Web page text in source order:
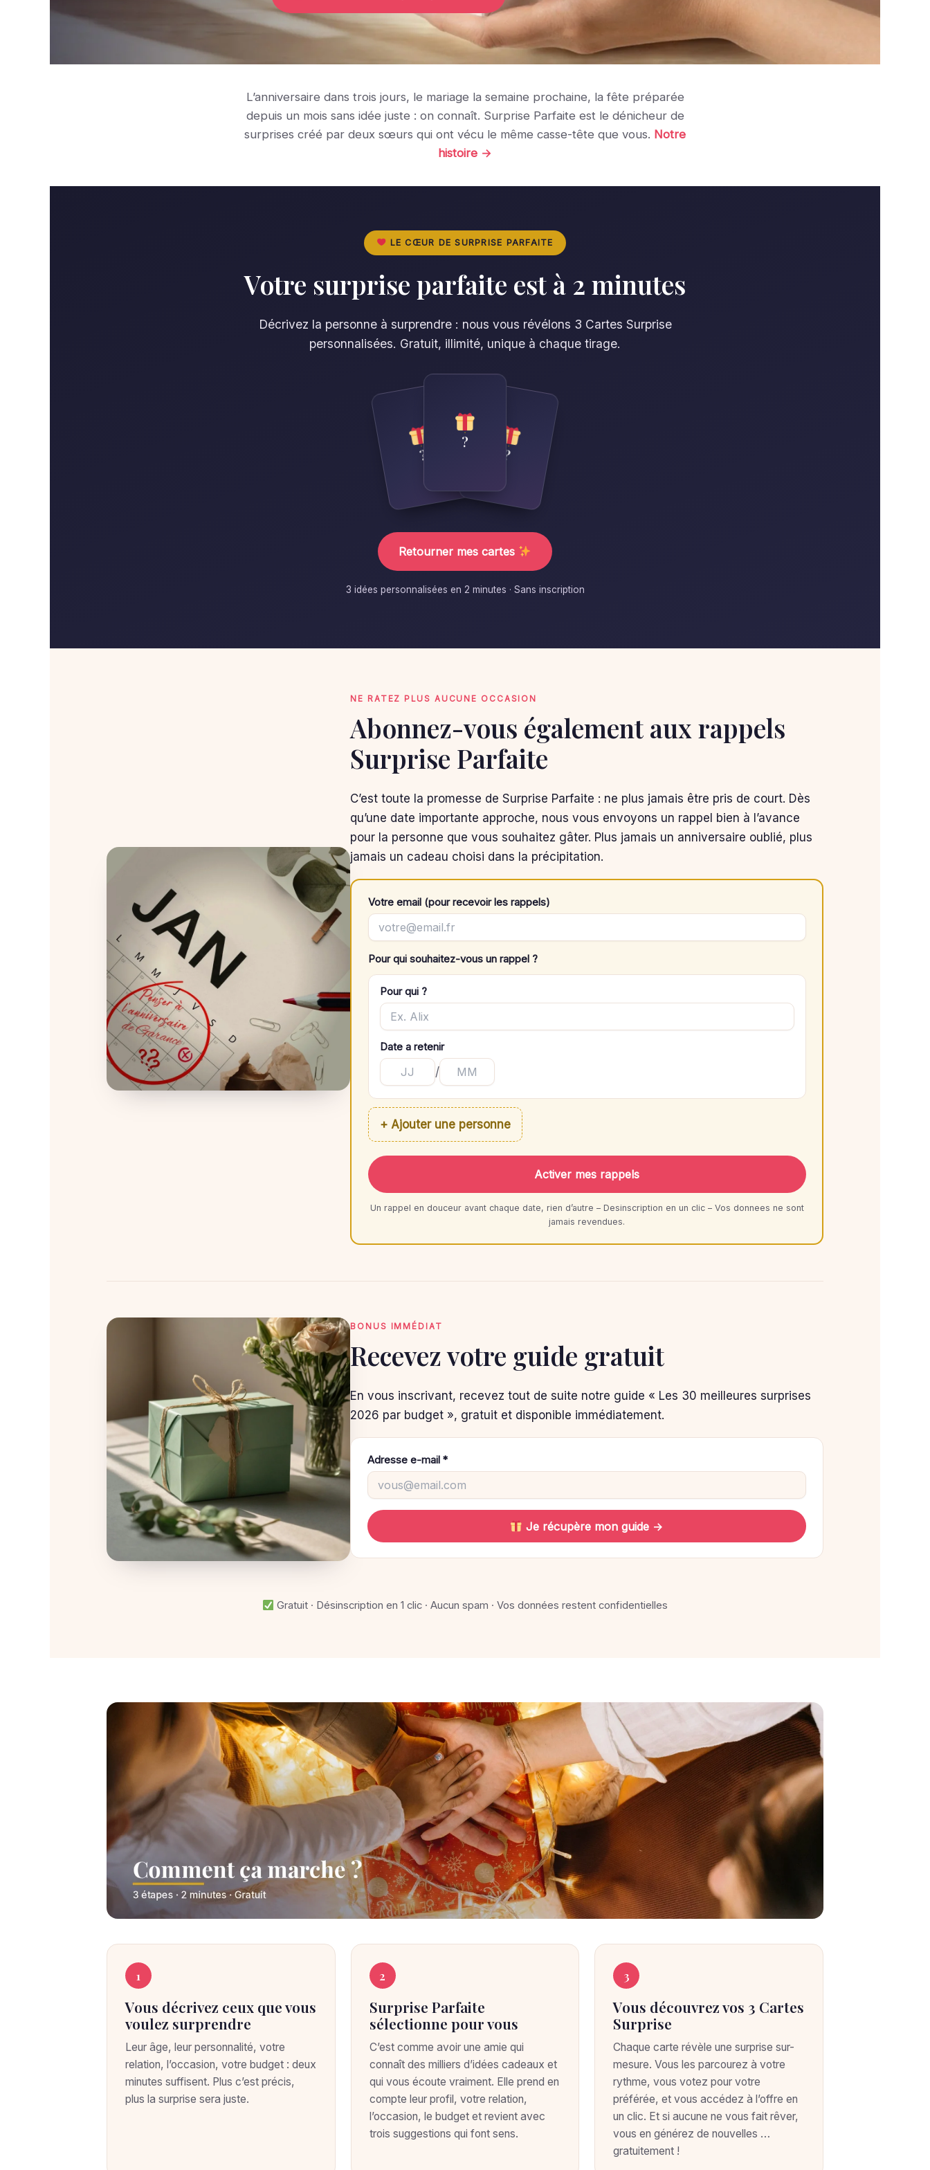
L’anniversaire dans trois jours, le mariage la semaine prochaine, la fête préparée
depuis un mois sans idée juste : on connaît. Surprise Parfaite est le dénicheur de
surprises créé par deux sœurs qui ont vécu le même casse-tête que vous. Notre
histoire →
LE CŒUR DE SURPRISE PARFAITE
Votre surprise parfaite est à 2 minutes
Décrivez la personne à surprendre : nous vous révélons 3 Cartes Surprise
personnalisées. Gratuit, illimité, unique à chaque tirage.
?
?
?
Retourner mes cartes
3 idées personnalisées en 2 minutes · Sans inscription
NE RATEZ PLUS AUCUNE OCCASION
Abonnez-vous également aux rappels
Surprise Parfaite
C’est toute la promesse de Surprise Parfaite : ne plus jamais être pris de court. Dès
qu’une date importante approche, nous vous envoyons un rappel bien à l’avance
pour la personne que vous souhaitez gâter. Plus jamais un anniversaire oublié, plus
jamais un cadeau choisi dans la précipitation.
Votre email (pour recevoir les rappels)
Pour qui souhaitez-vous un rappel ?
Pour qui ?
Date a retenir
/
+ Ajouter une personne
Activer mes rappels
Un rappel en douceur avant chaque date, rien d’autre – Desinscription en un clic – Vos donnees ne sont
jamais revendues.
BONUS IMMÉDIAT
Recevez votre guide gratuit
En vous inscrivant, recevez tout de suite notre guide « Les 30 meilleures surprises
2026 par budget », gratuit et disponible immédiatement.
Adresse e-mail *
Je récupère mon guide →
Gratuit · Désinscription en 1 clic · Aucun spam · Vos données restent confidentielles
C
C
m
m
1
Vous décrivez ceux que vous
voulez surprendre
Leur âge, leur personnalité, votre
relation, l’occasion, votre budget : deux
minutes suffisent. Plus c’est précis,
plus la surprise sera juste.
2
Surprise Parfaite
sélectionne pour vous
C’est comme avoir une amie qui
connaît des milliers d’idées cadeaux et
qui vous écoute vraiment. Elle prend en
compte leur profil, votre relation,
l’occasion, le budget et revient avec
trois suggestions qui font sens.
3
Vous découvrez vos 3 Cartes
Surprise
Chaque carte révèle une surprise sur-
mesure. Vous les parcourez à votre
rythme, vous votez pour votre
préférée, et vous accédez à l’offre en
un clic. Et si aucune ne vous fait rêver,
vous en générez de nouvelles …
gratuitement !